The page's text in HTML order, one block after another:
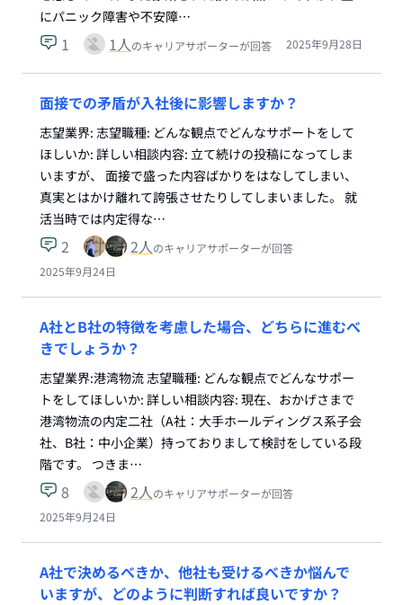
にパニック障害や不安障…
1 1人のキャリアサポーターが回答 2025年9月28日
面接での矛盾が入社後に影響しますか？
志望業界: 志望職種: どんな観点でどんなサポートをして
ほしいか: 詳しい相談内容: 立て続けの投稿になってしま
いますが、 面接で盛った内容ばかりをはなしてしまい、
真実とはかけ離れて誇張させたりしてしまいました。 就
活当時では内定得な…
2 2人のキャリアサポーターが回答
2025年9月24日
A社とB社の特徴を考慮した場合、どちらに進むべ
きでしょうか？
志望業界:港湾物流 志望職種: どんな観点でどんなサポー
トをしてほしいか: 詳しい相談内容: 現在、おかげさまで
港湾物流の内定二社（A社：大手ホールディングス系子会
社、B社：中小企業）持っておりまして検討をしている段
階です。 つきま…
8 2人のキャリアサポーターが回答
2025年9月24日
A社で決めるべきか、他社も受けるべきか悩んで
いますが、どのように判断すれば良いですか？